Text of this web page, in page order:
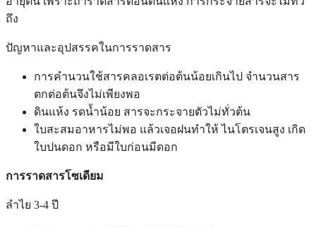
ถึง
ปัญหาและอุปสรรคในการราดสาร
การคำนวนใช้สารคลอเรตต่อต้นน้อยเกินไป จำนวนสาร
ตกต่อต้นจึงไม่เพียงพอ
ดินแห้ง รดน้ำน้อย สารจะกระจายตัวไม่ทั่วต้น
ใบสะสมอาหารไม่พอ แล้วเจอฝนทำให้ ไนโตรเจนสูง เกิด
ใบปนดอก หรือมีใบก่อนมีดอก
การราดสารโซเดียม
ลำไย 3-4 ปี